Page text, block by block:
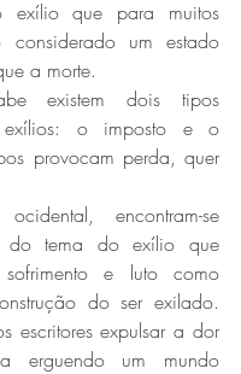
exílio que para muitos
considerado um estado
a morte.
existem dois tipos
exílios: o imposto e o
provocam perda, quer
encontram-se
do tema do exílio que
sofrimento e luto como
do ser exilado.
escritores expulsar a dor
erguendo um mundo